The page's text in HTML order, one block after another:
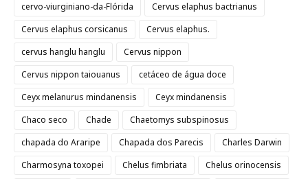
cervo-viurginiano-da-Flórida
Cervus elaphus bactrianus
Cervus elaphus corsicanus
Cervus elaphus.
cervus hanglu hanglu
Cervus nippon
Cervus nippon taiouanus
cetáceo de água doce
Ceyx melanurus mindanensis
Ceyx mindanensis
Chaco seco
Chade
Chaetomys subspinosus
chapada do Araripe
Chapada dos Parecis
Charles Darwin
Charmosyna toxopei
Chelus fimbriata
Chelus orinocensis